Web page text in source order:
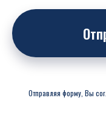
Отправляя форму, Вы